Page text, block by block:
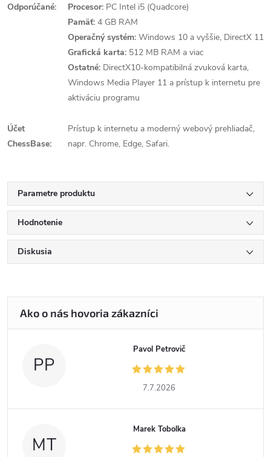
Odporúčané: Procesor: PC Intel i5 (Quadcore)
Pamäť: 4 GB RAM
Operačný systém: Windows 10 a vyššie, DirectX 11
Grafická karta: 512 MB RAM a viac
Ostatné: DirectX10-kompatibilná zvuková karta,
Windows Media Player 11 a prístup k internetu pre
aktiváciu programu
Účet
ChessBase:
Prístup k internetu a moderný webový prehliadač,
napr. Chrome, Edge, Safari.
Parametre produktu
Hodnotenie
Diskusia
PP
Pavol Petrovič
7.7.2026
MT
Marek Tobolka